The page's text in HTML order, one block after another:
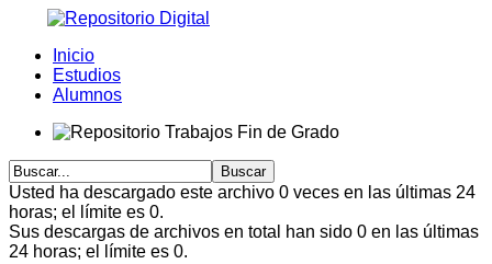
Inicio
Estudios
Alumnos
Usted ha descargado este archivo 0 veces en las últimas 24
horas; el límite es 0.
Sus descargas de archivos en total han sido 0 en las últimas
24 horas; el límite es 0.